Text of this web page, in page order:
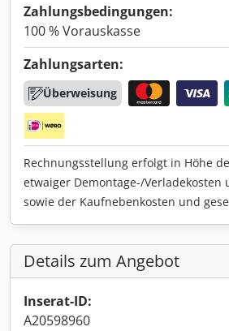
Zahlungsbedingungen:
100 % Vorauskasse
Zahlungsarten:
Überweisung
Rechnungsstellung erfolgt in Höhe
etwaiger Demontage-/Verladekosten
sowie der Kaufnebenkosten und
Details zum Angebot
Inserat-ID:
A20598960